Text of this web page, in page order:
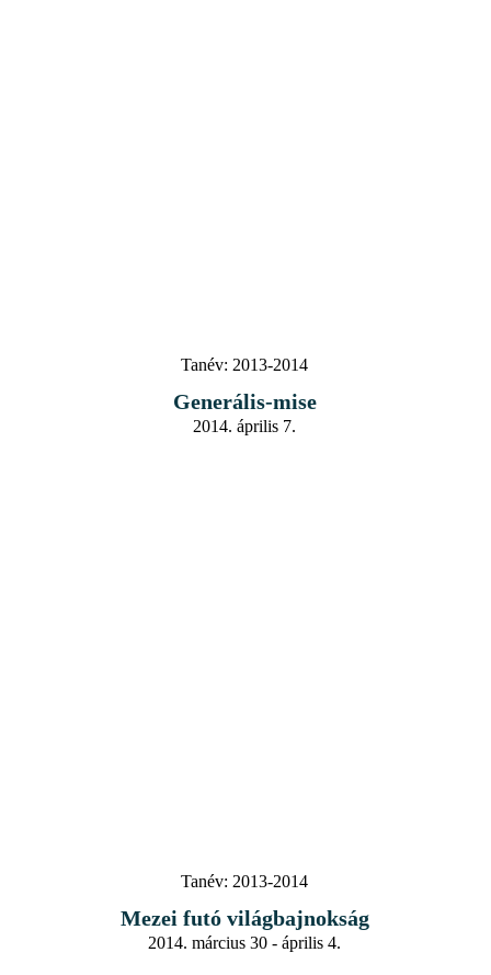
Tanév: 2013-2014
Generális-mise
2014. április 7.
Tanév: 2013-2014
Mezei futó világbajnokság
2014. március 30 - április 4.